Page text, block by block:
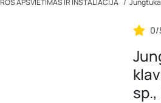
APŠVIETIMAS IR INSTALIACIJA
0/
sp.,